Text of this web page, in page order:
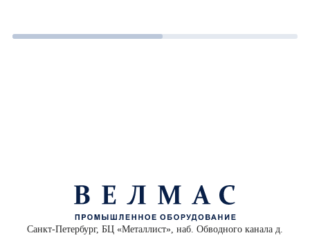
Санкт-Петербург, БЦ «Металлист», наб. Обводного канала д.